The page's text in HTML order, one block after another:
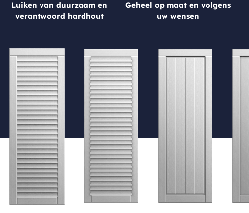
Luiken van duurzaam en
verantwoord hardhout
Geheel op maat en volgens
uw wensen